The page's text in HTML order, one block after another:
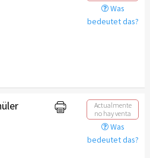
Was
bedeutet das?
Actualmente
no hay venta
Was
bedeutet das?